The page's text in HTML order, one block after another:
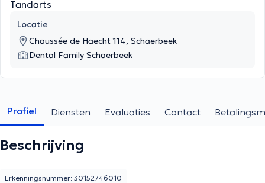
Tandarts
Locatie
Chaussée de Haecht 114, Schaerbeek
Dental Family Schaerbeek
Profiel Diensten Evaluaties Contact
Beschrijving
Erkenningsnummer: 30152746010